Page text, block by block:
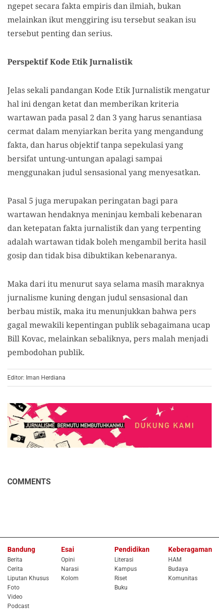
ngepet secara fakta empiris dan ilmiah, bukan
melainkan ikut menggiring isu tersebut seakan isu
tersebut penting dan serius.
Perspektif Kode Etik Jurnalistik
Jelas sekali pandangan Kode Etik Jurnalistik mengatur
hal ini dengan ketat dan memberikan kriteria
wartawan pada pasal 2 dan 3 yang harus senantiasa
cermat dalam menyiarkan berita yang mengandung
fakta, dan harus objektif tanpa sepekulasi yang
bersifat untung-untungan apalagi sampai
menggunakan judul sensasional yang menyesatkan.
Pasal 5 juga merupakan peringatan bagi para
wartawan hendaknya meninjau kembali kebenaran
dan ketepatan fakta jurnalistik dan yang terpenting
adalah wartawan tidak boleh mengambil berita hasil
gosip dan tidak bisa dibuktikan kebenaranya.
Maka dari itu menurut saya selama masih maraknya
jurnalisme kuning dengan judul sensasional dan
berbau mistik, maka itu menunjukkan bahwa pers
gagal mewakili kepentingan publik sebagaimana ucap
Bill Kovac, melainkan sebaliknya, pers malah menjadi
pembodohan publik.
Editor: Iman Herdiana
COMMENTS
Bandung
Berita
Cerita
Liputan Khusus
Foto
Video
Podcast
Esai
Opini
Narasi
Kolom
Pendidikan
Literasi
Kampus
Riset
Buku
Keberagaman
HAM
Budaya
Komunitas